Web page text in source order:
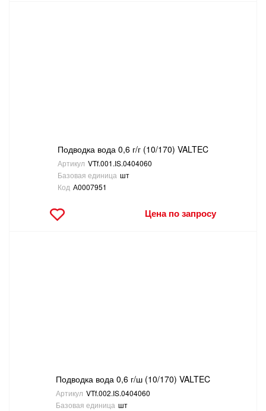
Подводка вода 0,6 г/г (10/170) VALTEC
Артикул VTf.001.IS.0404060
Базовая единица шт
Код А0007951
Цена по запросу
Подводка вода 0,6 г/ш (10/170) VALTEC
Артикул VTf.002.IS.0404060
Базовая единица шт